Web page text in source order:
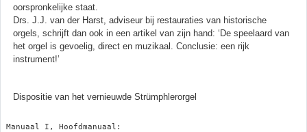
oorspronkelijke staat.
Drs. J.J. van der Harst, adviseur bij restauraties van historische
orgels, schrijft dan ook in een artikel van zijn hand: ‘De speelaard van
het orgel is gevoelig, direct en muzikaal. Conclusie: een rijk
instrument!’
Dispositie van het vernieuwde Strümphlerorgel
Manuaal I, Hoofdmanuaal: